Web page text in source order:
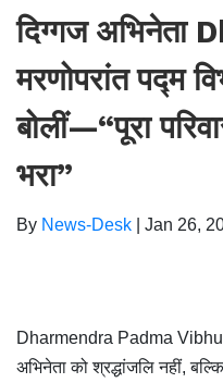
दिग्गज
मरणोपरांत पद्म
बोलीं—“पूरा
भरा”
By News-Desk Jan 26,
Dharmendra Padma
अभिनेता को श्रद्धांजलि नहीं,